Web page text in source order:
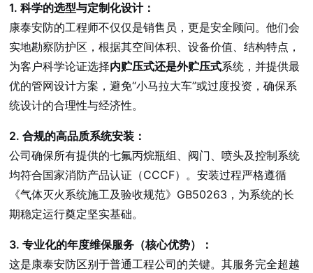
1. 科学的选型与定制化设计：
康泰安防的工程师不仅仅是销售员，更是安全顾问。他们会
实地勘察防护区，根据其空间体积、设备价值、结构特点，
为客户科学论证选择内贮压式还是外贮压式系统，并提供最
优的管网设计方案，避免“小马拉大车”或过度投资，确保系
统设计的合理性与经济性。
2. 合规的高品质系统安装：
公司确保所有提供的七氟丙烷瓶组、阀门、喷头及控制系统
均符合国家消防产品认证（CCCF）。安装过程严格遵循
《气体灭火系统施工及验收规范》GB50263，为系统的长
期稳定运行奠定坚实基础。
3. 专业化的年度维保服务（核心优势）：
这是康泰安防区别于普通工程公司的关键。其服务完全超越